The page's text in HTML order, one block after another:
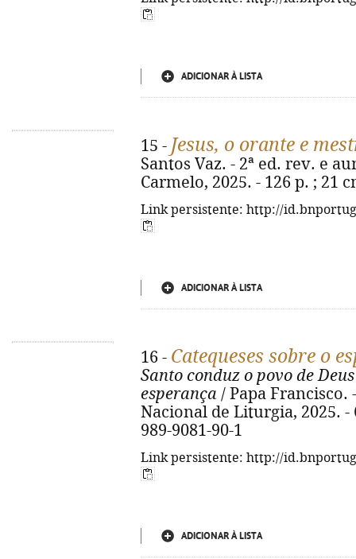
ADICIONAR À LISTA
15 - Jesus, o orante e
Santos Vaz. - 2ª ed. rev. e
Carmelo, 2025. - 126 p. ; 21
Link persistente: http://
ADICIONAR À LISTA
16 - Catequeses sobre o
Santo conduz o povo de
esperança / Papa Francisco.
Nacional de Liturgia, 2025. -
989-9081-90-1
Link persistente: http://
ADICIONAR À LISTA